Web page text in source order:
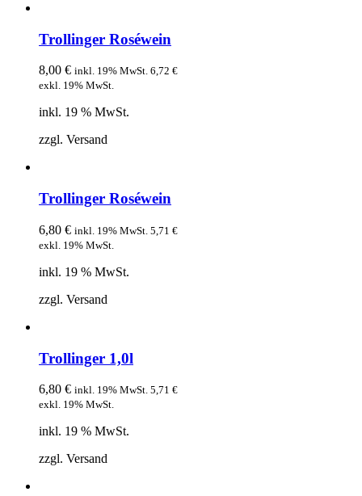
Trollinger Roséwein
8,00 € inkl. 19% MwSt. 6,72 €
exkl. 19% MwSt.
inkl. 19 % MwSt.
zzgl. Versand
Trollinger Roséwein
6,80 € inkl. 19% MwSt. 5,71 €
exkl. 19% MwSt.
inkl. 19 % MwSt.
zzgl. Versand
Trollinger 1,0l
6,80 € inkl. 19% MwSt. 5,71 €
exkl. 19% MwSt.
inkl. 19 % MwSt.
zzgl. Versand